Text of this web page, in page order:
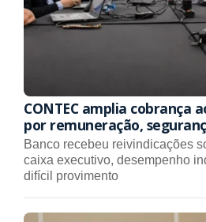
CONTEC amplia cobrança
por remuneração,
Banco recebeu reivindicações
caixa executivo, desempenho
difícil provimento